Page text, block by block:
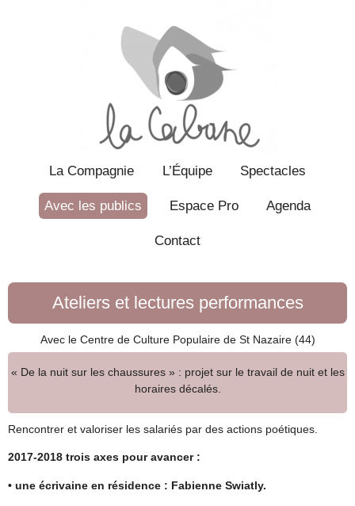
La Compagnie L’Équipe Spectacles
Avec les publics Espace Pro Agenda
Contact
Ateliers et lectures performances
Avec le Centre de Culture Populaire de St Nazaire (44)
« De la nuit sur les chaussures » : projet sur le travail de nuit et les
horaires décalés.
Rencontrer et valoriser les salariés par des actions poétiques.
2017-2018 trois axes pour avancer :
• une écrivaine en résidence : Fabienne Swiatly.